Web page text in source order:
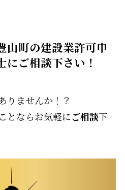
山町の建設業許可申
にご相談下さい！
りませんか！？
とならお気軽にご相談下